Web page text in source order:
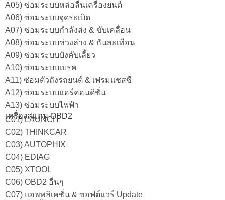
A05) ซ่อมระบบหล่อลื่นเครื่องยนต์
A06) ซ่อมระบบจุดระเบิด
A07) ซ่อมระบบกำลังส่ง & ขับเคลื่อน
A08) ซ่อมระบบช่วงล่าง & กันสะเทือน
A09) ซ่อมระบบบังคับเลี้ยว
A10) ซ่อมระบบเบรค
A11) ซ่อมตัวถังรถยนต์ & เฟรมแชสซี
A12) ซ่อมระบบแอร์คอนดิชั่น
A13) ซ่อมระบบไฟฟ้า
เครื่องสแกน OBD2
C01) LAUNCH
C02) THINKCAR
C03) AUTOPHIX
C04) EDIAG
C05) XTOOL
C06) OBD2 อื่นๆ
C07) แอพพลิเคชั่น & ซอฟต์แวร์ Update